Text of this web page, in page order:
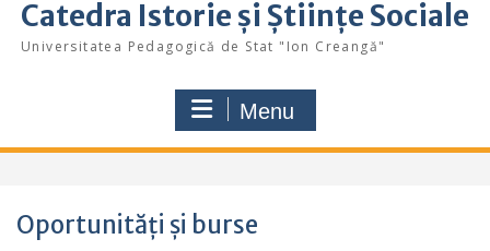
Catedra Istorie și Științe Sociale
Universitatea Pedagogică de Stat "Ion Creangă"
Menu
Oportunități și burse